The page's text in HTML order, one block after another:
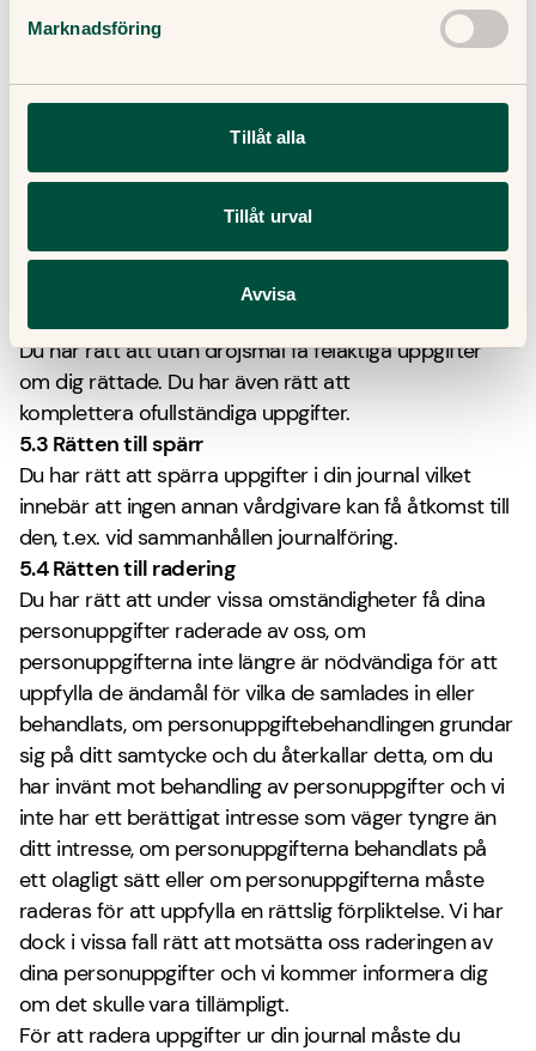
Marknadsföring
Tillåt alla
Tillåt urval
Avvisa
Du har även som huvudregel rätt att ta del av dina
journalhandlingar. Om det skulle vara skadligt för dig
lämnas ut. Därför gör den som är ansvarig för
journalen, vilket ofta är den ansvarige läkaren, en
prövning av samtliga utlämningar.
Du har även rätt att få information om åtkomsten till
dina personuppgifter i din journal, inklusive vilken
direktåtkomst och annan elektronisk åtkomst till din
journal som förekommit.
5.2 Rätten till rättelse
Du har rätt att utan dröjsmål få felaktiga uppgifter
om dig rättade. Du har även rätt att
komplettera ofullständiga uppgifter.
5.3 Rätten till spärr
Du har rätt att spärra uppgifter i din journal vilket
innebär att ingen annan vårdgivare kan få åtkomst till
den, t.ex. vid sammanhållen journalföring.
5.4 Rätten till radering
Du har rätt att under vissa omständigheter få dina
personuppgifter raderade av oss, om
personuppgifterna inte längre är nödvändiga för att
uppfylla de ändamål för vilka de samlades in eller
behandlats, om personuppgiftebehandlingen grundar
sig på ditt samtycke och du återkallar detta, om du
har invänt mot behandling av personuppgifter och vi
inte har ett berättigat intresse som väger tyngre än
ditt intresse, om personuppgifterna behandlats på
ett olagligt sätt eller om personuppgifterna måste
raderas för att uppfylla en rättslig förpliktelse. Vi har
dock i vissa fall rätt att motsätta oss raderingen av
dina personuppgifter och vi kommer informera dig
om det skulle vara tillämpligt.
För att radera uppgifter ur din journal måste du